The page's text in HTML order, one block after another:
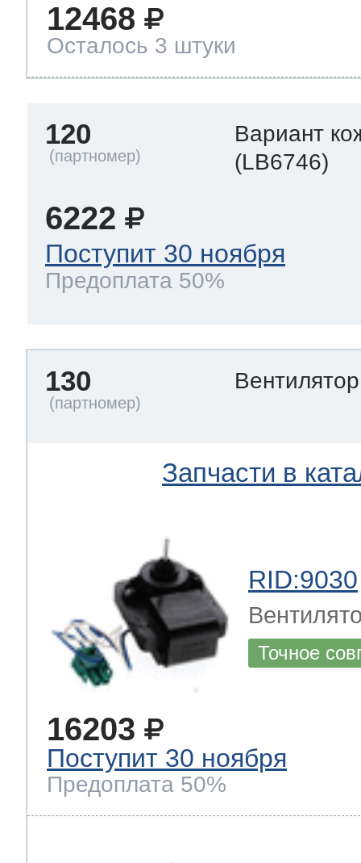
12468
Осталось 3 штуки
120
Вариант
(LB6746)
6222
Поступит 30 ноября
Предоплата 50%
130
Запчасти в
RID:9030
Точное
16203
Поступит 30 ноября
Предоплата 50%